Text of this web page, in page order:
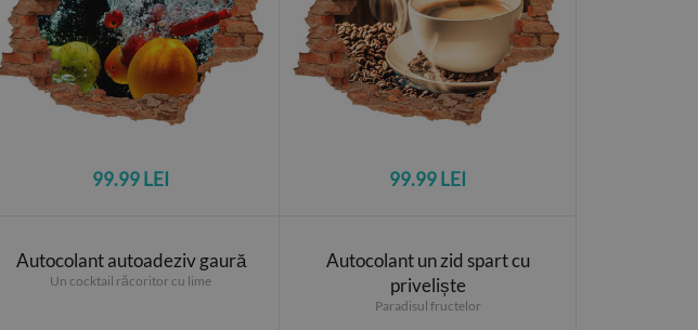
99.99 LEI 99.99 LEI
Autocolant autoadeziv gaură
Un cocktail răcoritor cu lime
Autocolant un zid spart cu
priveliște
Paradisul fructelor